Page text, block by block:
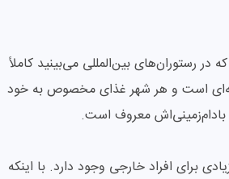
رستوران‌های بین‌المللی می‌بینید کاملاً
است و هر شهر غذای مخصوص به خود
معروف است.
برای افراد خارجی وجود دارد. با اینکه